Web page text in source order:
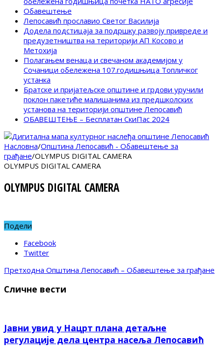
Обавештење
Лепосавић прославио Светог Василија
Додела подстицаја за подршку развоју привреде и
предузетништва на територији АП Косово и
Метохија
Полагањем венаца и свечаном академијом у
Сочаници обележена 107.годишњица Топличког
устанка
Братске и пријатељске општине и грдови уручили
поклон пакетиће малишанима из предшколских
установа на територији општине Лепосавић
ОБАВЕШТЕЊЕ – Бесплатан СкиПас 2024
Насловна/Општина Лепосавић - Обавештење за
грађане/OLYMPUS DIGITAL CAMERA
OLYMPUS DIGITAL CAMERA
OLYMPUS DIGITAL CAMERA
Подели
Facebook
Twitter
Претходна Општина Лепосавић – Обавештење за грађане
Сличне вести
Јавни увид у Нацрт плана детаљне
регулације дела центра насеља Лепосавић